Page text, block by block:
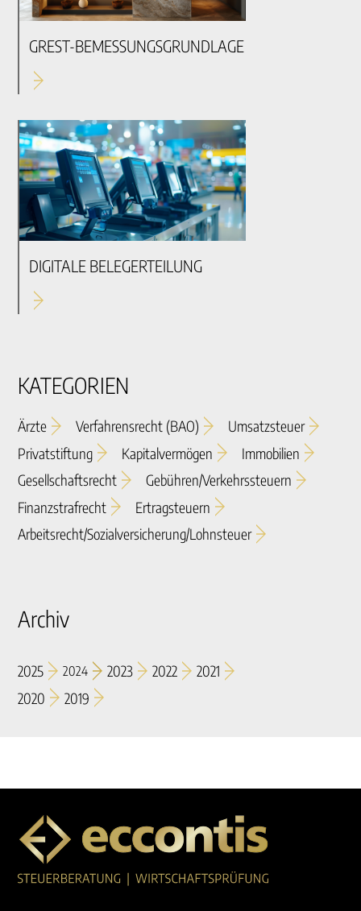
GREST-BEMESSUNGSGRUNDLAGE
DIGITALE BELEGERTEILUNG
KATEGORIEN
Ärzte Verfahrensrecht (BAO)
Umsatzsteuer
Privatstiftung
Kapitalvermögen
Immobilien
Gesellschaftsrecht
Gebühren/verkehrssteuern
Finanzstrafrecht
Ertragsteuern
Arbeitsrecht/sozialversicherung/lohnsteuer
Archiv
2025 2024 2023 2022
2021
2020
2019